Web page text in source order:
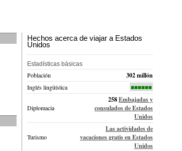
Hechos acerca de viajar a Estados
Unidos
Estadísticas básicas
Población 302 millón
Inglés lingüística ■■■■■■
Diplomacia
258Embajadas y
consulados de Estados
Unidos
Turismo
Las actividades de
vacaciones gratis en Estados
Unidos